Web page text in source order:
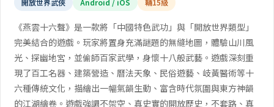
開放世界武俠 Android / iOS 輔15級
《燕雲十六聲》是一款將「中國特色武功」與「開放世界類型」
完美結合的遊戲。玩家將置身充滿謎題的無縫地圖，體驗山川風
光、探幽地宮，並偷師百家武學，身懷十八般武藝。遊戲深刻重
現了百工名器、建築營造、曆法天象、民俗遊藝、岐黃醫術等十
六種傳統文化，描繪出一幅氣韻生動、富含時代氛圍與東方神韻
的江湖繪卷。遊戲強調不架空、真史實的開放歷史，不套路、真